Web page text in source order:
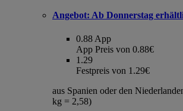
Angebot: Ab Donnerstag
0.88 App
App Preis von 0.88€
1.29
Festpreis von 1.29€
aus Spanien oder den
kg = 2,58)